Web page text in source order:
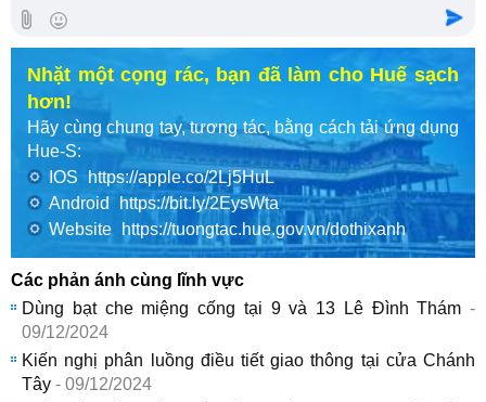
Nhặt một cọng rác, bạn đã làm cho Huế sạch
hơn!
Hãy cùng chung tay, tương tác, bằng cách tải ứng dụng
Hue-S:
IOS
https://apple.co/2Lj5HuL
Android
https://bit.ly/2EysWta
Website
https://tuongtac.hue.gov.vn/dothixanh
Các phản ánh cùng lĩnh vực
Dùng bạt che miệng cống tại 9 và 13 Lê Đình Thám -
09/12/2024
Kiến nghị phân luồng điều tiết giao thông tại cửa Chánh
Tây - 09/12/2024